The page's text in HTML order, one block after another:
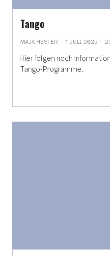
Tango
MAIK HESTER - 1 JULI 2025 -
Hier folgen noch
Tango-Programme.